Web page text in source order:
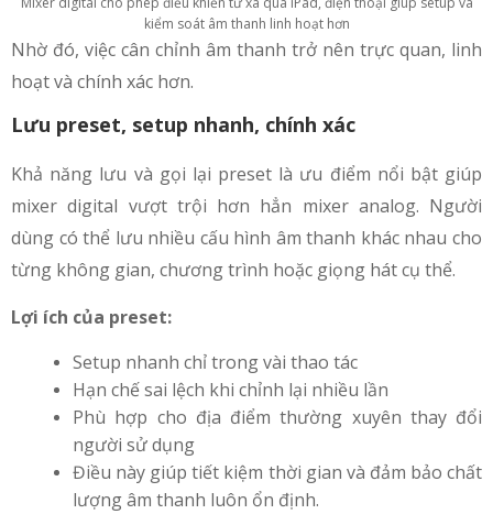
kiểm soát âm thanh linh hoạt hơn
Nhờ đó, việc cân chỉnh âm thanh trở nên trực quan, linh
hoạt và chính xác hơn.
Lưu preset, setup nhanh, chính xác
Khả năng lưu và gọi lại preset là ưu điểm nổi bật giúp
mixer digital vượt trội hơn hẳn mixer analog. Người
dùng có thể lưu nhiều cấu hình âm thanh khác nhau cho
từng không gian, chương trình hoặc giọng hát cụ thể.
Lợi ích của preset:
Setup nhanh chỉ trong vài thao tác
Hạn chế sai lệch khi chỉnh lại nhiều lần
Phù hợp cho địa điểm thường xuyên thay đổi
người sử dụng
Điều này giúp tiết kiệm thời gian và đảm bảo chất
lượng âm thanh luôn ổn định.